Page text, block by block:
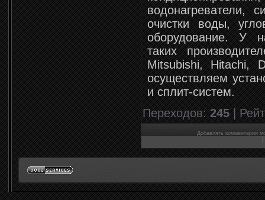
водонагреватели,
очистки воды,
оборудование. У
таких
Mitsubishi, Hitachi,
осуществляем
и сплит-систем.
Переходов:245|
Добавлять комментарии